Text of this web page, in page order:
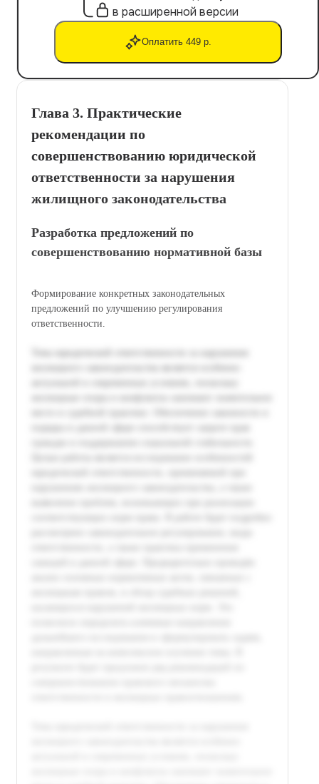
в расширенной версии
Оплатить 449 р.
Глава 3. Практические
рекомендации по
совершенствованию юридической
ответственности за нарушения
жилищного законодательства
Разработка предложений по
совершенствованию нормативной базы
Формирование конкретных законодательных
предложений по улучшению регулирования
ответственности.